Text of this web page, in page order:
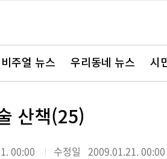
비주얼 뉴스 우리동네 뉴스 시
산책(25)
00:00 수정일 2009.01.21. 00:00